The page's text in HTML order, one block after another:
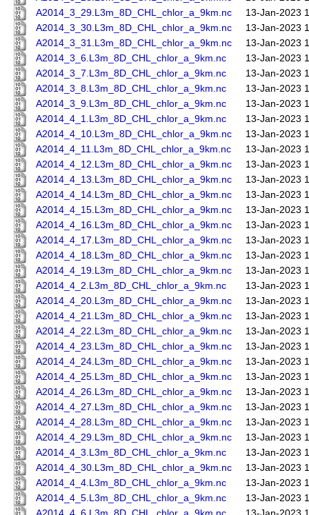
A2014_3_29.L3m_8D_CHL_chlor_a_9km.nc
13-Jan-2023
A2014_3_30.L3m_8D_CHL_chlor_a_9km.nc
13-Jan-2023
A2014_3_31.L3m_8D_CHL_chlor_a_9km.nc
13-Jan-2023
A2014_3_6.L3m_8D_CHL_chlor_a_9km.nc
13-Jan-2023
A2014_3_7.L3m_8D_CHL_chlor_a_9km.nc
13-Jan-2023
A2014_3_8.L3m_8D_CHL_chlor_a_9km.nc
13-Jan-2023
A2014_3_9.L3m_8D_CHL_chlor_a_9km.nc
13-Jan-2023
A2014_4_1.L3m_8D_CHL_chlor_a_9km.nc
13-Jan-2023
A2014_4_10.L3m_8D_CHL_chlor_a_9km.nc
13-Jan-2023
A2014_4_11.L3m_8D_CHL_chlor_a_9km.nc
13-Jan-2023
A2014_4_12.L3m_8D_CHL_chlor_a_9km.nc
13-Jan-2023
A2014_4_13.L3m_8D_CHL_chlor_a_9km.nc
13-Jan-2023
A2014_4_14.L3m_8D_CHL_chlor_a_9km.nc
13-Jan-2023
A2014_4_15.L3m_8D_CHL_chlor_a_9km.nc
13-Jan-2023
A2014_4_16.L3m_8D_CHL_chlor_a_9km.nc
13-Jan-2023
A2014_4_17.L3m_8D_CHL_chlor_a_9km.nc
13-Jan-2023
A2014_4_18.L3m_8D_CHL_chlor_a_9km.nc
13-Jan-2023
A2014_4_19.L3m_8D_CHL_chlor_a_9km.nc
13-Jan-2023
A2014_4_2.L3m_8D_CHL_chlor_a_9km.nc
13-Jan-2023
A2014_4_20.L3m_8D_CHL_chlor_a_9km.nc
13-Jan-2023
A2014_4_21.L3m_8D_CHL_chlor_a_9km.nc
13-Jan-2023
A2014_4_22.L3m_8D_CHL_chlor_a_9km.nc
13-Jan-2023
A2014_4_23.L3m_8D_CHL_chlor_a_9km.nc
13-Jan-2023
A2014_4_24.L3m_8D_CHL_chlor_a_9km.nc
13-Jan-2023
A2014_4_25.L3m_8D_CHL_chlor_a_9km.nc
13-Jan-2023
A2014_4_26.L3m_8D_CHL_chlor_a_9km.nc
13-Jan-2023
A2014_4_27.L3m_8D_CHL_chlor_a_9km.nc
13-Jan-2023
A2014_4_28.L3m_8D_CHL_chlor_a_9km.nc
13-Jan-2023
A2014_4_29.L3m_8D_CHL_chlor_a_9km.nc
13-Jan-2023
A2014_4_3.L3m_8D_CHL_chlor_a_9km.nc
13-Jan-2023
A2014_4_30.L3m_8D_CHL_chlor_a_9km.nc
13-Jan-2023
A2014_4_4.L3m_8D_CHL_chlor_a_9km.nc
13-Jan-2023
A2014_4_5.L3m_8D_CHL_chlor_a_9km.nc
13-Jan-2023